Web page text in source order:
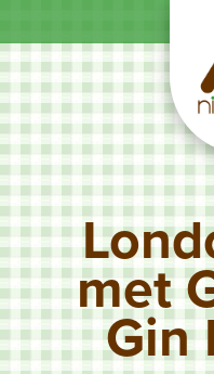
naar
de
inhoud
gaan
met
Gin